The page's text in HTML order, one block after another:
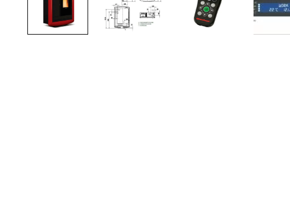
Kylpyhuonekalusteet